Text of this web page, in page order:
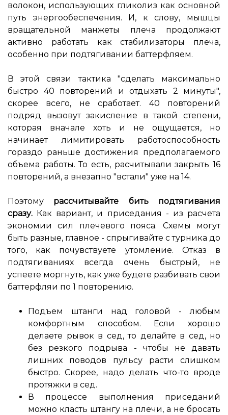
волокон, использующих гликолиз как основной
путь энергообеспечения. И, к слову, мышцы
вращательной манжеты плеча продолжают
активно работать как стабилизаторы плеча,
особенно при подтягивании баттерфляем.
В этой связи тактика "сделать максимально
быстро 40 повторений и отдыхать 2 минуты",
скорее всего, не сработает. 40 повторений
подряд вызовут закисление в такой степени,
которая вначале хоть и не ощущается, но
начинает лимитировать работоспособность
гораздо раньше достижения предполагаемого
объема работы. То есть, расчитывали закрыть 16
повторений, а внезапно "встали" уже на 14.
Поэтому рассчитывайте бить подтягивания
сразу. Как вариант, и приседания - из расчета
экономии сил плечевого пояса. Схемы могут
быть разные, главное - спрыгивайте с турника до
того, как почувствуете утомление. Отказ в
подтягиваниях всегда очень быстрый, не
успеете моргнуть, как уже будете разбивать свои
баттерфляи по 1 повторению.
Подъем штанги над головой - любым
комфортным способом. Если хорошо
делаете рывок в сед, то делайте в сед, но
без резкого подрыва - чтобы не давать
лишних поводов пульсу расти слишком
быстро. Скорее, надо делать что-то вроде
протяжки в сед.
В процессе выполнения приседаний
можно класть штангу на плечи, а не бросать